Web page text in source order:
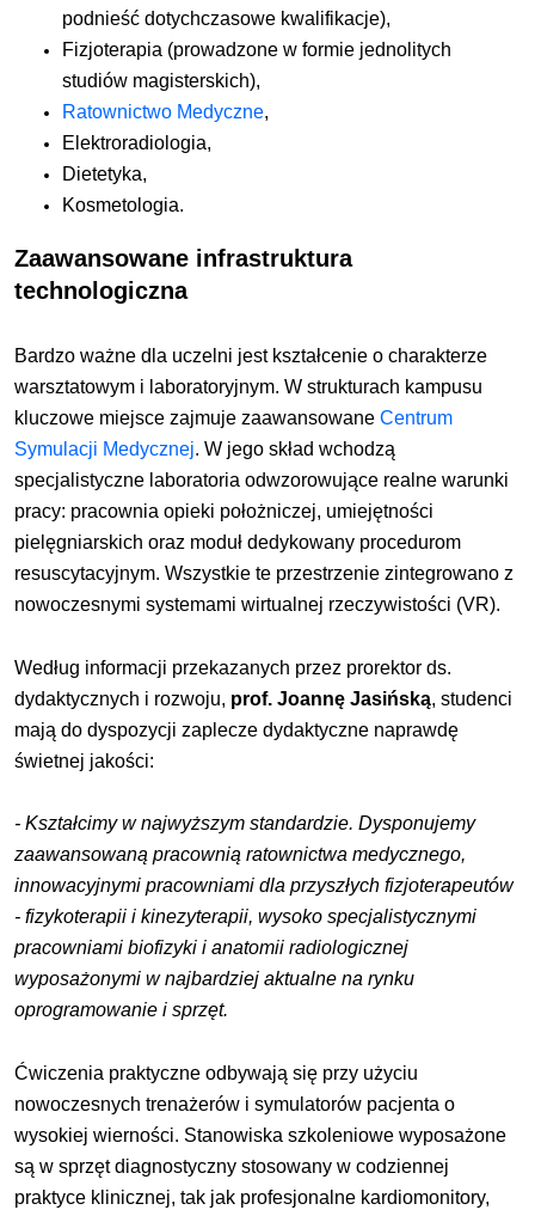
podnieść dotychczasowe kwalifikacje),
Fizjoterapia (prowadzone w formie jednolitych
studiów magisterskich),
Ratownictwo Medyczne,
Elektroradiologia,
Dietetyka,
Kosmetologia.
Zaawansowane infrastruktura
technologiczna
Bardzo ważne dla uczelni jest kształcenie o charakterze
warsztatowym i laboratoryjnym. W strukturach kampusu
kluczowe miejsce zajmuje zaawansowaneCentrum
Symulacji Medycznej. W jego skład wchodzą
specjalistyczne laboratoria odwzorowujące realne warunki
pracy: pracownia opieki położniczej, umiejętności
pielęgniarskich oraz moduł dedykowany procedurom
resuscytacyjnym. Wszystkie te przestrzenie zintegrowano z
nowoczesnymi systemami wirtualnej rzeczywistości (VR).
Według informacji przekazanych przez prorektor ds.
dydaktycznych i rozwoju, prof. Joannę Jasińską, studenci
mają do dyspozycji zaplecze dydaktyczne naprawdę
świetnej jakości:
- Kształcimy w najwyższym standardzie. Dysponujemy
zaawansowaną pracownią ratownictwa medycznego,
innowacyjnymi pracowniami dla przyszłych fizjoterapeutów
- fizykoterapii i kinezyterapii, wysoko specjalistycznymi
pracowniami biofizyki i anatomii radiologicznej
wyposażonymi w najbardziej aktualne na rynku
oprogramowanie i sprzęt.
Ćwiczenia praktyczne odbywają się przy użyciu
nowoczesnych trenażerów i symulatorów pacjenta o
wysokiej wierności. Stanowiska szkoleniowe wyposażone
są w sprzęt diagnostyczny stosowany w codziennej
praktyce klinicznej, tak jak profesjonalne kardiomonitory,